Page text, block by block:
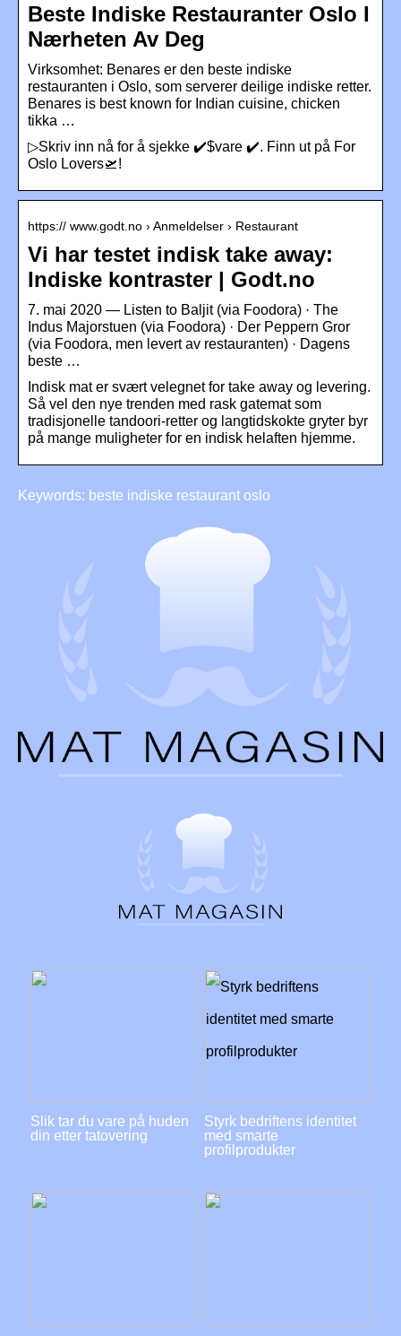
Beste Indiske Restauranter Oslo I
Nærheten Av Deg
Virksomhet: Benares er den beste indiske
restauranten i Oslo, som serverer deilige indiske retter.
Benares is best known for Indian cuisine, chicken
tikka …
▷Skriv inn nå for å sjekke ✔️$vare ✔️. Finn ut på For
Oslo Lovers🛫!
https:// www.godt.no › Anmeldelser › Restaurant
Vi har testet indisk take away:
Indiske kontraster | Godt.no
7. mai 2020 — Listen to Baljit (via Foodora) · The
Indus Majorstuen (via Foodora) · Der Peppern Gror
(via Foodora, men levert av restauranten) · Dagens
beste …
Indisk mat er svært velegnet for take away og levering.
Så vel den nye trenden med rask gatemat som
tradisjonelle tandoori-retter og langtidskokte gryter byr
på mange muligheter for en indisk helaften hjemme.
Keywords: beste indiske restaurant oslo
Slik tar du vare på huden
din etter tatovering
Styrk bedriftens identitet
med smarte
profilprodukter